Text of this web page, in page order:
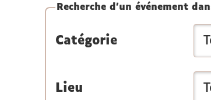
Recherche d'un événement
Catégorie
Lieu